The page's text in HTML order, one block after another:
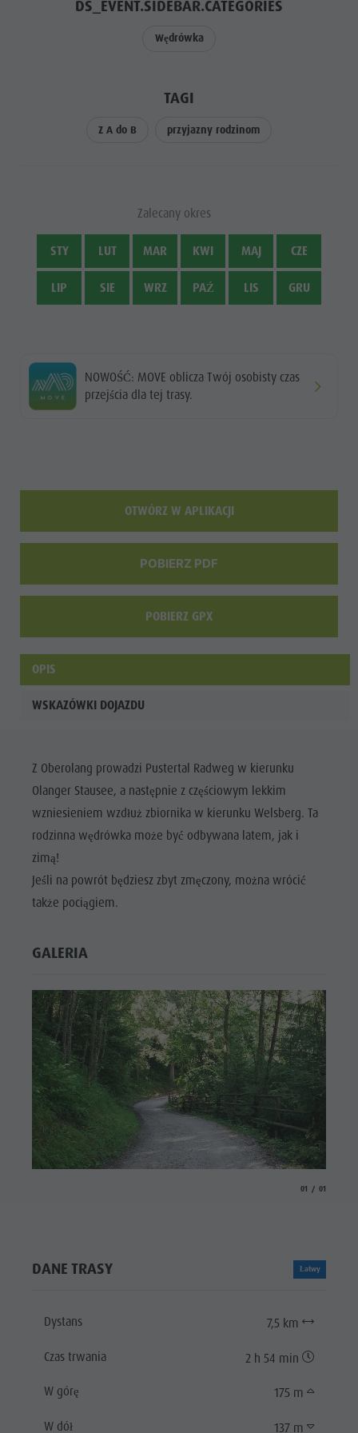
DS_EVENT.SIDEBAR.CATEGORIES
Wędrówka
TAGI
Z A do B przyjazny rodzinom
Zalecany okres
STY LUT MAR KWI MAJ CZE
LIP SIE WRZ PAŹ LIS GRU
NOWOŚĆ: MOVE oblicza Twój osobisty czas
przejścia dla tej trasy.
OTWÓRZ W APLIKACJI
POBIERZ PDF
POBIERZ GPX
OPIS
WSKAZÓWKI DOJAZDU
Z Oberolang prowadzi Pustertal Radweg w kierunku
Olanger Stausee, a następnie z częściowym lekkim
wzniesieniem wzdłuż zbiornika w kierunku Welsberg. Ta
rodzinna wędrówka może być odbywana latem, jak i
zimą!
Jeśli na powrót będziesz zbyt zmęczony, można wrócić
także pociągiem.
GALERIA
01 01
DANE TRASY Łatwy
Dystans 7,5 km
Czas trwania 2 h 54 min
W górę 175 m
W dół 137 m